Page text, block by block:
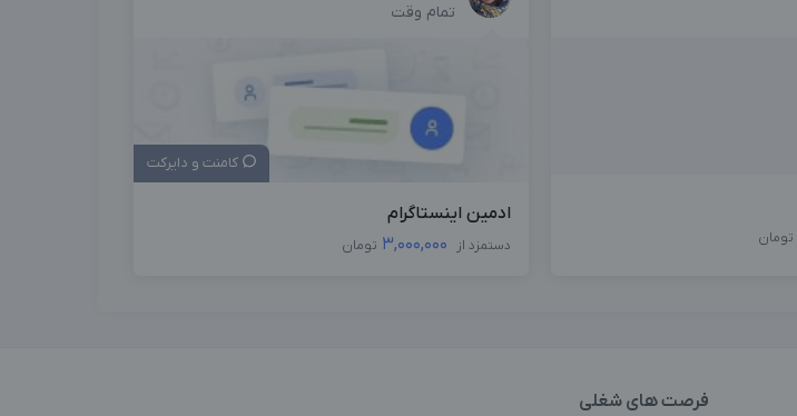
تومان
تمام وقت
کامنت و دایرکت
ادمین اینستاگرام
دستمزد از 3,000,000 تومان
فرصت های شغلی